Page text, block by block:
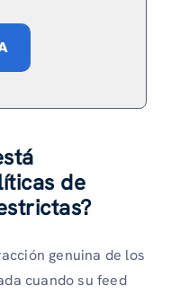
de
genuina de los
cuando su feed